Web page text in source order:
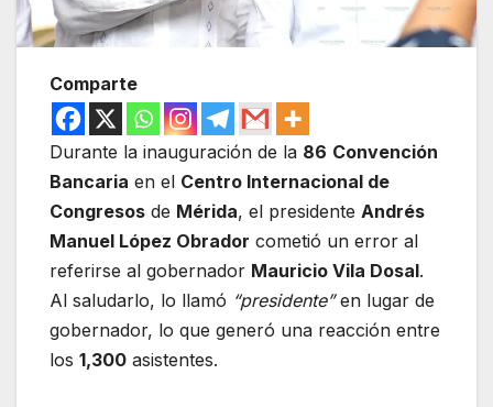
Comparte
Durante la inauguración de la 86 Convención
Bancaria en el Centro Internacional de
Congresos de Mérida, el presidente Andrés
Manuel López Obrador cometió un error al
referirse al gobernador Mauricio Vila Dosal.
Al saludarlo, lo llamó “presidente”en lugar de
gobernador, lo que generó una reacción entre
los 1,300 asistentes.